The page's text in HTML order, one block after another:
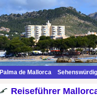
Palma de Mallorca
Reiseführer